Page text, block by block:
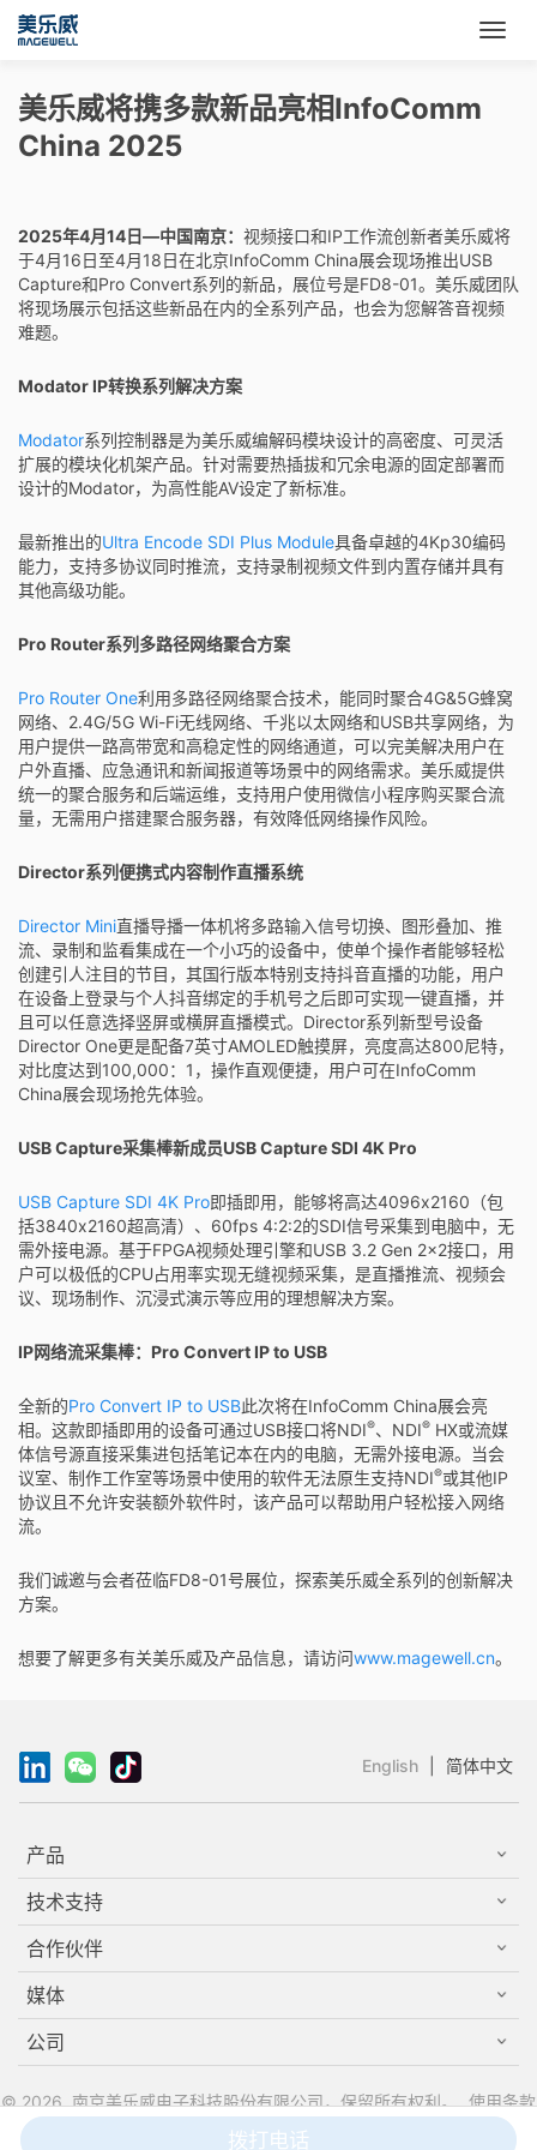
美乐威将携多款新品亮相InfoComm
China 2025
2025年4月14日—中国南京： 视频接口和IP工作流创新者美乐威将
于4月16日至4月18日在北京InfoComm China展会现场推出USB
Capture和Pro Convert系列的新品，展位号是FD8-01。美乐威团队
将现场展示包括这些新品在内的全系列产品，也会为您解答音视频
难题。
Modator IP转换系列解决方案
Modator系列控制器是为美乐威编解码模块设计的高密度、可灵活
扩展的模块化机架产品。针对需要热插拔和冗余电源的固定部署而
设计的Modator，为高性能AV设定了新标准。
最新推出的Ultra Encode SDI Plus Module具备卓越的4Kp30编码
能力，支持多协议同时推流，支持录制视频文件到内置存储并具有
其他高级功能。
Pro Router系列多路径网络聚合方案
Pro Router One利用多路径网络聚合技术，能同时聚合4G&5G蜂窝
网络、2.4G/5G Wi-Fi无线网络、千兆以太网络和USB共享网络，为
用户提供一路高带宽和高稳定性的网络通道，可以完美解决用户在
户外直播、应急通讯和新闻报道等场景中的网络需求。美乐威提供
统一的聚合服务和后端运维，支持用户使用微信小程序购买聚合流
量，无需用户搭建聚合服务器，有效降低网络操作风险。
Director系列便携式内容制作直播系统
Director Mini直播导播一体机将多路输入信号切换、图形叠加、推
流、录制和监看集成在一个小巧的设备中，使单个操作者能够轻松
创建引人注目的节目，其国行版本特别支持抖音直播的功能，用户
在设备上登录与个人抖音绑定的手机号之后即可实现一键直播，并
且可以任意选择竖屏或横屏直播模式。Director系列新型号设备
Director One更是配备7英寸AMOLED触摸屏，亮度高达800尼特，
对比度达到100,000：1，操作直观便捷，用户可在InfoComm
China展会现场抢先体验。
USB Capture采集棒新成员USB Capture SDI 4K Pro
USB Capture SDI 4K Pro即插即用，能够将高达4096x2160（包
括3840x2160超高清）、60fps 4:2:2的SDI信号采集到电脑中，无
需外接电源。基于FPGA视频处理引擎和USB 3.2 Gen 2x2接口，用
户可以极低的CPU占用率实现无缝视频采集，是直播推流、视频会
议、现场制作、沉浸式演示等应用的理想解决方案。
IP网络流采集棒：Pro Convert IP to USB
全新的Pro Convert IP to USB此次将在InfoComm China展会亮
相。这款即插即用的设备可通过USB接口将NDI®、NDI® HX或流媒
体信号源直接采集进包括笔记本在内的电脑，无需外接电源。当会
议室、制作工作室等场景中使用的软件无法原生支持NDI®或其他IP
协议且不允许安装额外软件时，该产品可以帮助用户轻松接入网络
流。
我们诚邀与会者莅临FD8-01号展位，探索美乐威全系列的创新解决
方案。
想要了解更多有关美乐威及产品信息，请访问www.magewell.cn。
English 简体中文
产品
技术支持
合作伙伴
媒体
公司
© 2026, 南京美乐威电子科技股份有限公司，保留所有权利。
使用条款
隐私权
苏ICP备12054697
拨打电话